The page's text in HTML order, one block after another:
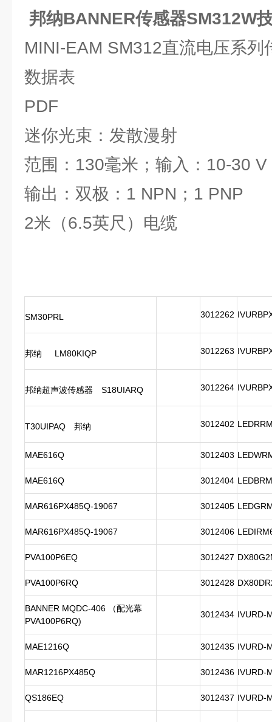
邦纳BANNER传感器SM312W
MINI-EAM SM312直流电压系
数据表
PDF
迷你光束：发散漫射
范围：130毫米；输入：10-30
输出：双极：1 NPN；1 PNP
2米（6.5英尺）电缆
SM30PRL 3012262
邦纳 LM80KIQP 3012263
邦纳超声波传感器 S18UIARQ 3012264
T30UIPAQ 邦纳 3012402
MAE616Q 3012403
MAE616Q 3012404
MAR616PX485Q-19067 3012405
MAR616PX485Q-19067 3012406
PVA100P6EQ 3012427
PVA100P6RQ 3012428
BANNER MQDC-406 （配光幕
PVA100P6RQ)
3012434 IVURD-
MAE1216Q 3012435 IVURD-
MAR1216PX485Q 3012436 IVURD-
QS186EQ 3012437 IVURD-